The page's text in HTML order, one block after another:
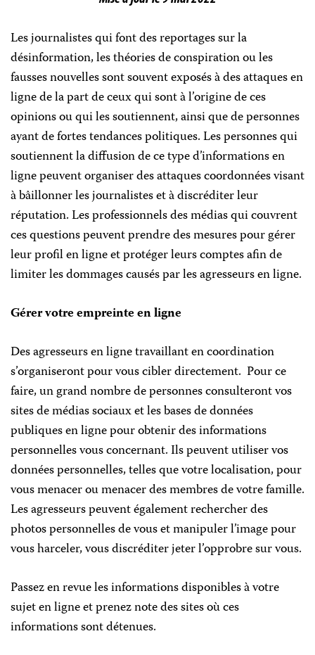
Les journalistes qui font des reportages sur la
désinformation, les théories de conspiration ou les
fausses nouvelles sont souvent exposés à des attaques en
ligne de la part de ceux qui sont à l’origine de ces
opinions ou qui les soutiennent, ainsi que de personnes
ayant de fortes tendances politiques. Les personnes qui
soutiennent la diffusion de ce type d’informations en
ligne peuvent organiser des attaques coordonnées visant
à bâillonner les journalistes et à discréditer leur
réputation. Les professionnels des médias qui couvrent
ces questions peuvent prendre des mesures pour gérer
leur profil en ligne et protéger leurs comptes afin de
limiter les dommages causés par les agresseurs en ligne.
Gérer votre empreinte en ligne
Des agresseurs en ligne travaillant en coordination
s’organiseront pour vous cibler directement. Pour ce
faire, un grand nombre de personnes consulteront vos
sites de médias sociaux et les bases de données
publiques en ligne pour obtenir des informations
personnelles vous concernant. Ils peuvent utiliser vos
données personnelles, telles que votre localisation, pour
vous menacer ou menacer des membres de votre famille.
Les agresseurs peuvent également rechercher des
photos personnelles de vous et manipuler l’image pour
vous harceler, vous discréditer jeter l’opprobre sur vous.
Passez en revue les informations disponibles à votre
sujet en ligne et prenez note des sites où ces
informations sont détenues.